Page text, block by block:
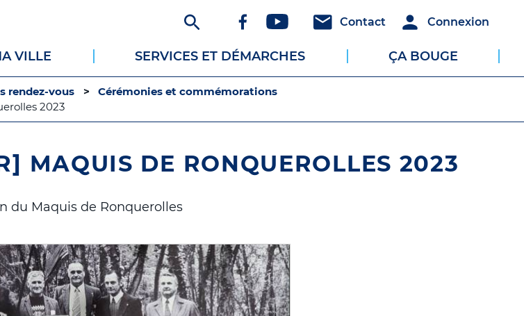
principal
Header
Connexion
Connexion
Header
Communication
Contact
Réseaux
sociaux
VILLE SERVICES ET DÉMARCHES ÇA BOUGE
rendez-vous
Cérémonies et commémorations
2023
MAQUIS DE RONQUEROLLES 2023
du Maquis de Ronquerolles